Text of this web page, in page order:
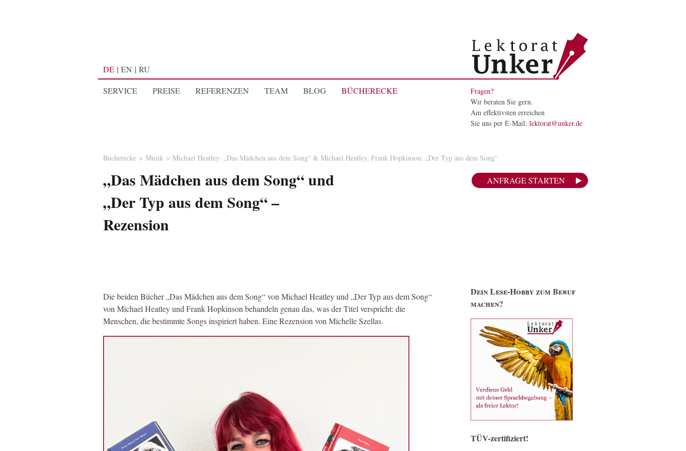
DE EN
RU
SERVICE
PREISE REFERENZEN TEAM BLOG BÜCHERECKE
Fragen?
Wir beraten Sie gern.
Am effektivsten erreichen
Sie uns per E-Mail: lektorat@unker.de
Bücherecke Musik Michael Heatley: „Das Mädchen aus dem Song“ & Michael Heatley, Frank Hopkinson: „Der Typ aus dem Song“
„Das Mädchen aus dem Song“ und
„Der Typ aus dem Song“ –
Rezension
ANFRAGE STARTEN
Die beiden Bücher „Das Mädchen aus dem Song“ von Michael Heatley und „Der Typ aus dem Song“
von Michael Heatley und Frank Hopkinson behandeln genau das, was der Titel verspricht: die
Menschen, die bestimmte Songs inspiriert haben. Eine Rezension von Michelle Szellas.
Dein Lese-Hobby zum Beruf
machen?
TÜV-zertifiziert!